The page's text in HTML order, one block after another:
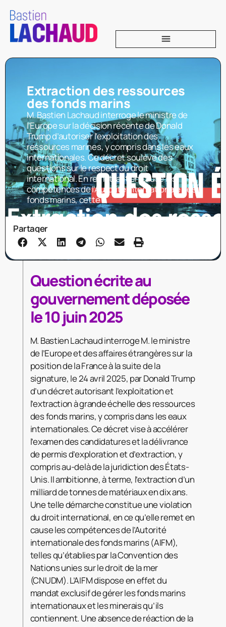
Extraction des ressources
des fonds marins
M. Bastien Lachaud interroge le ministre de
l’Europe sur la décision récente de Donald
Trump d’autoriser l’exploitation des
ressources marines, y compris dans les eaux
internationales. Ce décret soulève des
questions sur le respect du droit
international. En remettant en cause les
compétences de l’Autorité internationale des
fonds marins, cette
Partager
Question écrite au
gouvernement déposée
le 10 juin 2025
M. Bastien Lachaud interroge M. le ministre
de l’Europe et des affaires étrangères sur la
position de la France à la suite de la
signature, le 24 avril 2025, par Donald Trump
d’un décret autorisant l’exploitation et
l’extraction à grande échelle des ressources
des fonds marins, y compris dans les eaux
internationales. Ce décret vise à accélérer
l’examen des candidatures et la délivrance
de permis d’exploration et d’extraction, y
compris au-delà de la juridiction des États-
Unis. Il ambitionne, à terme, l’extraction d’un
milliard de tonnes de matériaux en dix ans.
Une telle démarche constitue une violation
du droit international, en ce qu’elle remet en
cause les compétences de l’Autorité
internationale des fonds marins (AIFM),
telles qu’établies par la Convention des
Nations unies sur le droit de la mer
(CNUDM). L’AIFM dispose en effet du
mandat exclusif de gérer les fonds marins
internationaux et les minerais qu’ils
contiennent. Une absence de réaction de la